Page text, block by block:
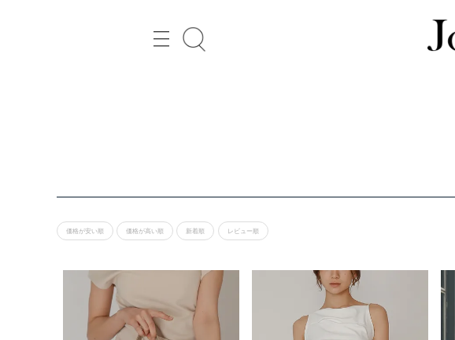
価格が安い順 価格が高い順 新着順 レビュー順